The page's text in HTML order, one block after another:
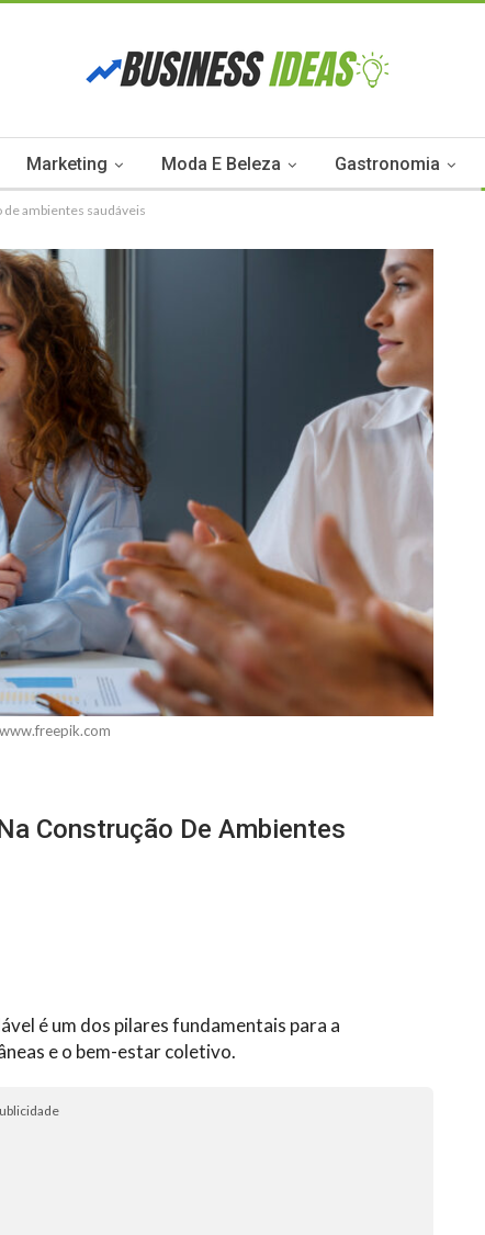
Marketing Moda E Beleza Gastronomia
de ambientes saudáveis
Construção De Ambientes
é um dos pilares fundamentais para a
e o bem-estar coletivo.